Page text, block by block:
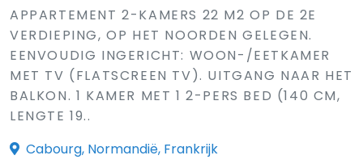
APPARTEMENT 2-KAMERS 22 M2 OP DE 2E
VERDIEPING, OP HET NOORDEN GELEGEN.
EENVOUDIG INGERICHT: WOON-/EETKAMER
MET TV (FLATSCREEN TV). UITGANG NAAR HET
BALKON. 1 KAMER MET 1 2-PERS BED (140 CM,
LENGTE 19..
Cabourg, Normandië, Frankrijk